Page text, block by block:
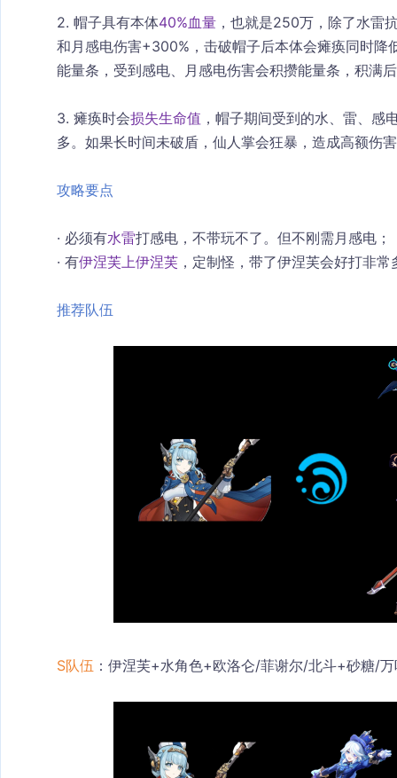
2. 帽子具有本体40%血量 ，也就是250万，除了水雷
和月感电伤害+300%，击破帽子后本体会瘫痪同时
能量条，受到感电、月感电伤害会积攒能量条，积满
3. 瘫痪时会损失生命值 ，帽子期间受到的水、雷、感
多。如果长时间未破盾，仙人掌会狂暴，造成高额伤
攻略要点
· 必须有水雷打感电，不带玩不了。但不刚需月感电；
· 有伊涅芙上伊涅芙 ，定制怪，带了伊涅芙会好打非常
推荐队伍
S队伍 ：伊涅芙+水角色+欧洛仑/菲谢尔/北斗+砂糖/